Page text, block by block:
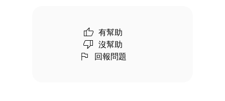
有幫助
沒幫助
回報問題